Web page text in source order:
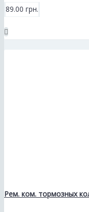
89.00 грн.
Рем. ком. тормозных